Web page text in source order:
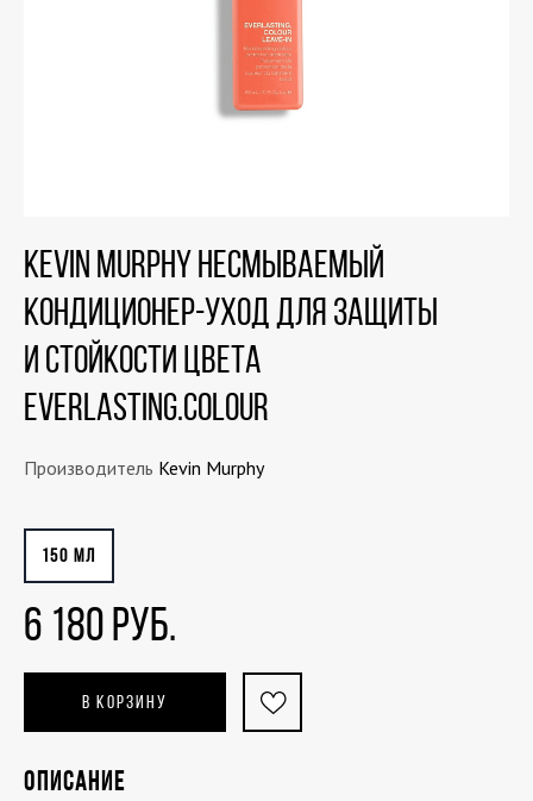
Kevin Murphy Несмываемый
кондиционер-уход для защиты
и стойкости цвета
EVERLASTING.COLOUR
Производитель Kevin Murphy
150 МЛ
6 180 РУБ.
В КОРЗИНУ
ОПИСАНИЕ